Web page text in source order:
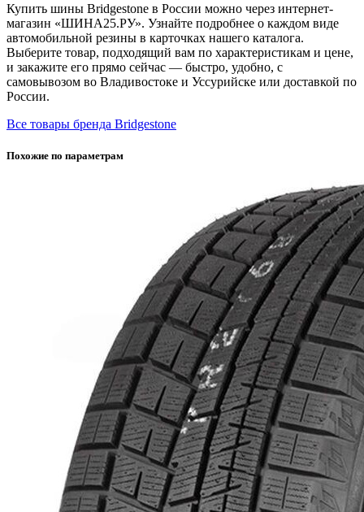
Купить шины Bridgestone в России можно через интернет-
магазин «ШИНА25.РУ». Узнайте подробнее о каждом виде
автомобильной резины в карточках нашего каталога.
Выберите товар, подходящий вам по характеристикам и цене,
и закажите его прямо сейчас — быстро, удобно, с
самовывозом во Владивостоке и Уссурийске или доставкой по
России.
Все товары бренда Bridgestone
Похожие по параметрам